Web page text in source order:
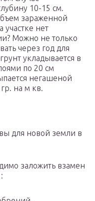
10-15 см.
зараженной
участке нет
Можно не только
через год для
укладывается в
по 20 см
негашеной
на м кв.
для новой земли в
заложить взамен